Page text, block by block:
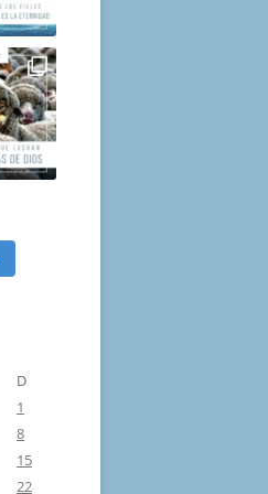
D
1
8
15
22